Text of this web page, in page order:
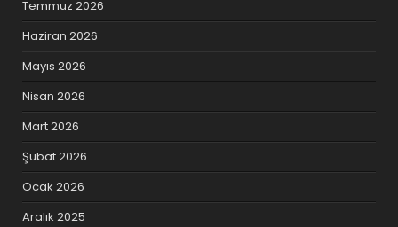
Temmuz 2026
Haziran 2026
Mayıs 2026
Nisan 2026
Mart 2026
Şubat 2026
Ocak 2026
Aralık 2025